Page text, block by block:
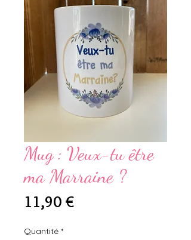
Mug : Veux-tu être
ma Marraine ?
11,90 €Prix
Quantité *